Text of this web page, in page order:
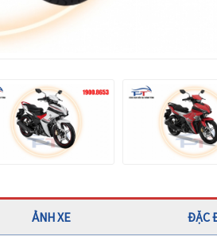
ẢNH XE ĐẶC